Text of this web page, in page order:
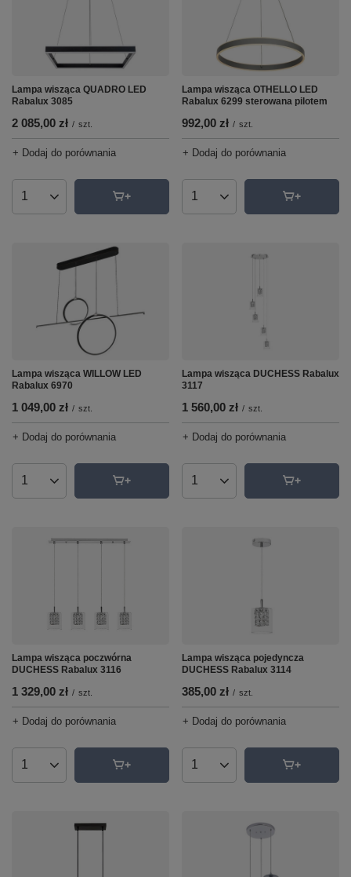
Lampa wisząca QUADRO LED
Rabalux 3085
2 085,00 zł / szt.
+ Dodaj do porównania
Ilość produktów
Lampa wisząca OTHELLO LED
Rabalux 6299 sterowana pilotem
992,00 zł / szt.
+ Dodaj do porównania
Ilość produktów
Lampa wisząca WILLOW LED
Rabalux 6970
1 049,00 zł / szt.
+ Dodaj do porównania
Ilość produktów
Lampa wisząca DUCHESS Rabalux
3117
1 560,00 zł / szt.
+ Dodaj do porównania
Ilość produktów
Lampa wisząca poczwórna
DUCHESS Rabalux 3116
1 329,00 zł / szt.
+ Dodaj do porównania
Ilość produktów
Lampa wisząca pojedyncza
DUCHESS Rabalux 3114
385,00 zł / szt.
+ Dodaj do porównania
Ilość produktów